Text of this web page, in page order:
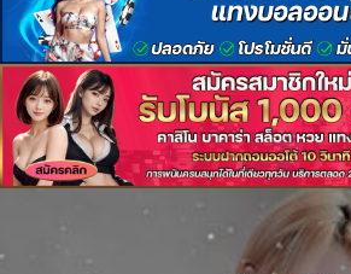
content